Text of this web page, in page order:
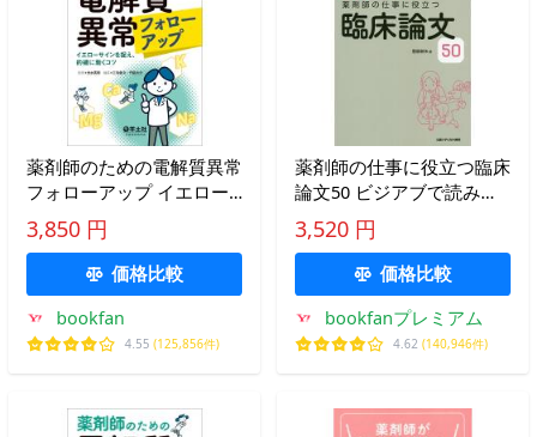
薬剤師のための電解質異常
フォローアップ イエロー
サインを捉え、的確に動く
コツ/志水英明/三宅健文/門
3,850 円
価格比較
bookfan
4.55 (125,856件)
薬剤師の仕事に役立つ臨床
論文50 ビジアブで読み解
く!/菅原鉄矢
3,520 円
価格比較
bookfanプレミアム
4.62 (140,946件)